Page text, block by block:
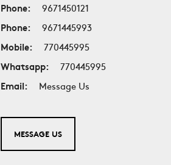
Phone:
9671450121
Phone:
9671445993
Mobile:
770445995
Whatsapp:
770445995
Email:
Message Us
MESSAGE US